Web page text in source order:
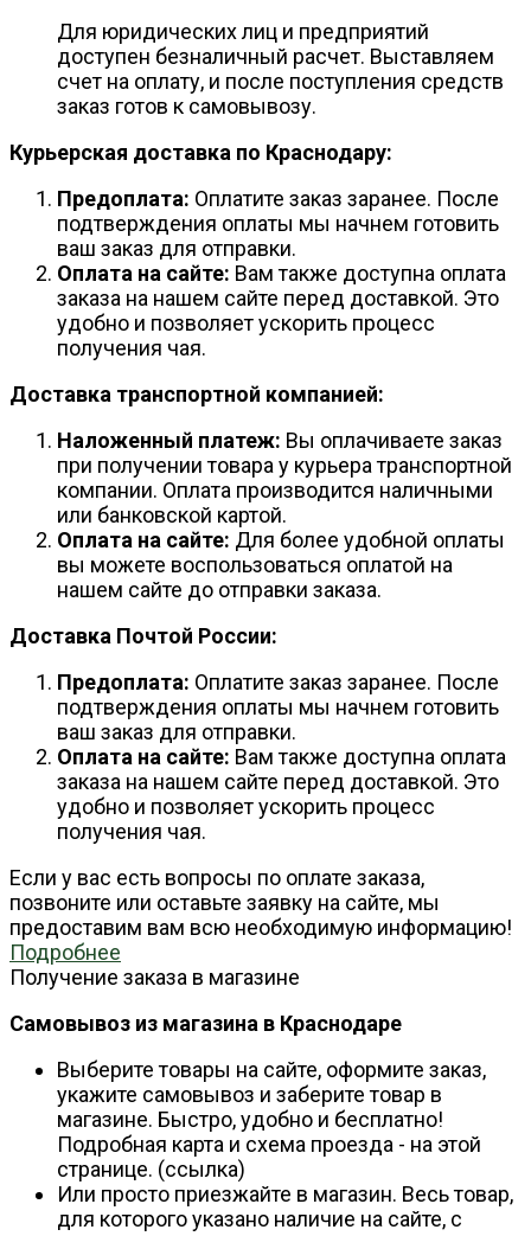
Для юридических лиц и предприятий
доступен безналичный расчет. Выставляем
счет на оплату, и после поступления средств
заказ готов к самовывозу.
Курьерская доставка по Краснодару:
Предоплата: Оплатите заказ заранее. После
подтверждения оплаты мы начнем готовить
ваш заказ для отправки.
Оплата на сайте: Вам также доступна оплата
заказа на нашем сайте перед доставкой. Это
удобно и позволяет ускорить процесс
получения чая.
Доставка транспортной компанией:
Наложенный платеж: Вы оплачиваете заказ
при получении товара у курьера транспортной
компании. Оплата производится наличными
или банковской картой.
Оплата на сайте: Для более удобной оплаты
вы можете воспользоваться оплатой на
нашем сайте до отправки заказа.
Доставка Почтой России:
Предоплата: Оплатите заказ заранее. После
подтверждения оплаты мы начнем готовить
ваш заказ для отправки.
Оплата на сайте: Вам также доступна оплата
заказа на нашем сайте перед доставкой. Это
удобно и позволяет ускорить процесс
получения чая.
Если у вас есть вопросы по оплате заказа,
позвоните или оставьте заявку на сайте, мы
предоставим вам всю необходимую информацию!
Подробнее
Получение заказа в магазине
Самовывоз из магазина в Краснодаре
Выберите товары на сайте, оформите заказ,
укажите самовывоз и заберите товар в
магазине. Быстро, удобно и бесплатно!
Подробная карта и схема проезда - на этой
странице. (ссылка)
Или просто приезжайте в магазин. Весь товар,
для которого указано наличие на сайте, с